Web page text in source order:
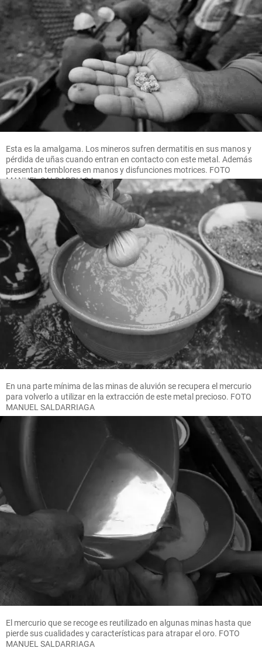
Esta es la amalgama. Los mineros sufren dermatitis en sus manos y
pérdida de uñas cuando entran en contacto con este metal. Además
presentan temblores en manos y disfunciones motrices. FOTO
MANUEL SALDARRIAGA
En una parte mínima de las minas de aluvión se recupera el mercurio
para volverlo a utilizar en la extracción de este metal precioso. FOTO
MANUEL SALDARRIAGA
El mercurio que se recoge es reutilizado en algunas minas hasta que
pierde sus cualidades y características para atrapar el oro. FOTO
MANUEL SALDARRIAGA